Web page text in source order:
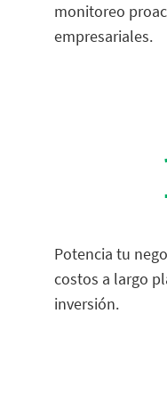
monitoreo
empresariales.
Potencia tu
costos a largo
inversión.